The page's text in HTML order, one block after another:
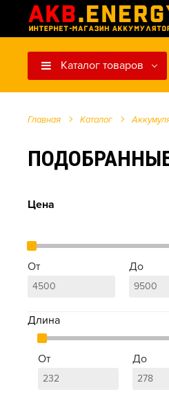
Каталог товаров
Главная Каталог
ПОДОБРАННЫЕ
Цена
От До
Длина
От До